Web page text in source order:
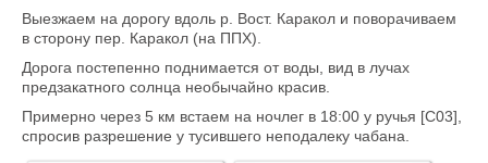
Выезжаем на дорогу вдоль р. Вост. Каракол и поворачиваем
в сторону пер. Каракол (на ППХ).
Дорога постепенно поднимается от воды, вид в лучах
предзакатного солнца необычайно красив.
Примерно через 5 км встаем на ночлег в 18:00 у ручья [C03],
спросив разрешение у тусившего неподалеку чабана.